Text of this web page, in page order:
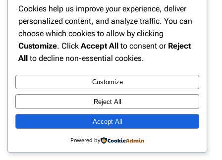
tetapi juga karena kedua klub memiliki
keterkaitan langsung dengan pengusaha
asal Indonesia. Oleh sebab itu duel ini
sering di sebut sebagai bentrokan klub…
Instagram
Facebook
X
Website Berita Olahraga Update | PPN
Cookies help us improve your experience, deliver
personalized content, and analyze traffic. You can
choose which cookies to allow by clicking
Customize. Click Accept All to consent or Reject
All to decline non-essential cookies.
Customize
Reject All
Accept All
Powered by